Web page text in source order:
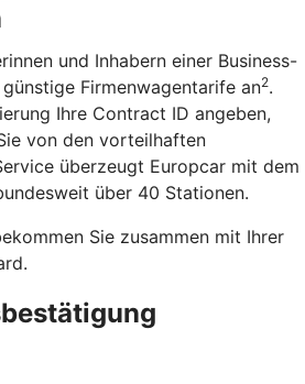
und Inhabern einer Business-
Firmenwagentarife an2.
Ihre Contract ID angeben,
von den vorteilhaften
überzeugt Europcar mit dem
über 40 Stationen.
Sie zusammen mit Ihrer